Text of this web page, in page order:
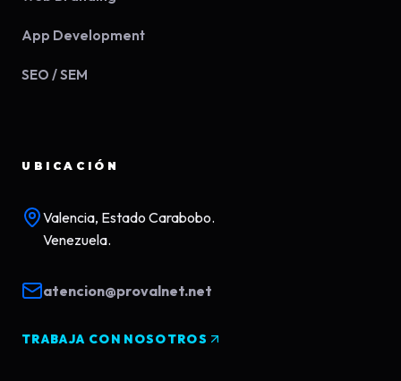
App Development
SEO / SEM
UBICACIÓN
Valencia, Estado Carabobo.
Venezuela.
atencion@provalnet.net
TRABAJA CON NOSOTROS